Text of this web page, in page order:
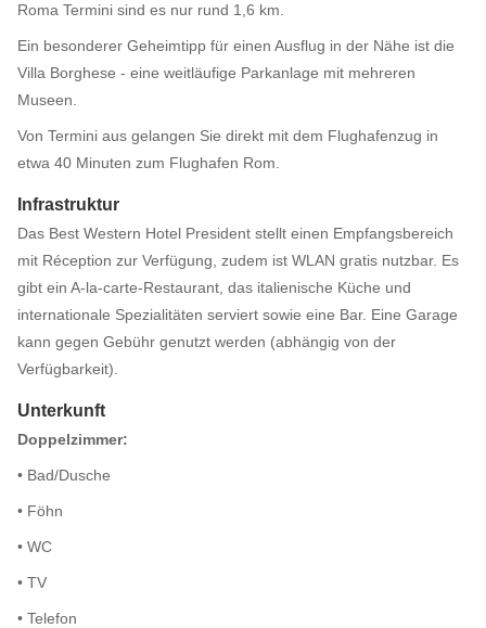
Roma Termini sind es nur rund 1,6 km.
Ein besonderer Geheimtipp für einen Ausflug in der Nähe ist die
Villa Borghese - eine weitläufige Parkanlage mit mehreren
Museen.
Von Termini aus gelangen Sie direkt mit dem Flughafenzug in
etwa 40 Minuten zum Flughafen Rom.
Infrastruktur
Das Best Western Hotel President stellt einen Empfangsbereich
mit Réception zur Verfügung, zudem ist WLAN gratis nutzbar. Es
gibt ein A-la-carte-Restaurant, das italienische Küche und
internationale Spezialitäten serviert sowie eine Bar. Eine Garage
kann gegen Gebühr genutzt werden (abhängig von der
Verfügbarkeit).
Unterkunft
Doppelzimmer:
• Bad/Dusche
• Föhn
• WC
• TV
• Telefon